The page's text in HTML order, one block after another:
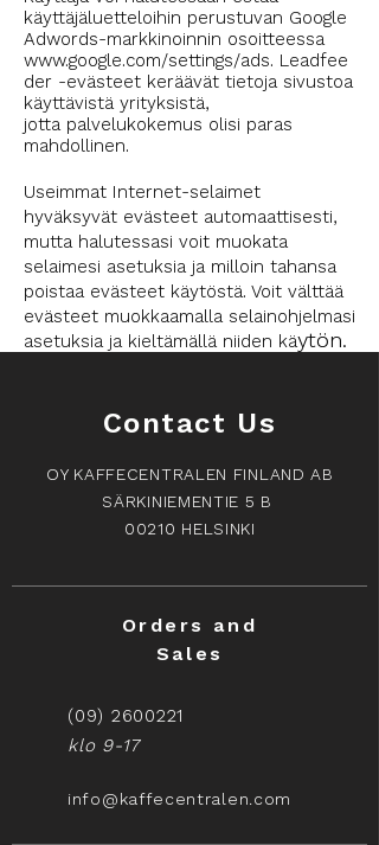
käyttäjäluetteloihin perustuvan Google
Adwords-markkinoinnin osoitteessa
www.google.com/settings/ads. Leadfee
der -evästeet keräävät tietoja sivustoa
käyttävistä yrityksistä,
jotta palvelukokemus olisi paras
mahdollinen.
Useimmat Internet-selaimet
hyväksyvät evästeet automaattisesti,
mutta halutessasi voit muokata
selaimesi asetuksia ja milloin tahansa
poistaa evästeet käytöstä. Voit välttää
evästeet muokkaamalla selainohjelmasi
asetuksia ja kieltämällä niiden käytön.
Contact Us
OY KAFFECENTRALEN FINLAND AB
SÄRKINIEMENTIE 5 B
00210 HELSINKI
Orders and
Sales
(09) 2600221
klo 9-17
info@kaffecentralen.com